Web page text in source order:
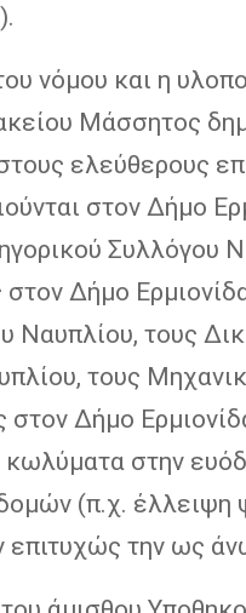
νόμου και η
Μάσσητος
ελεύθερους
στον Δήμο
Συλλόγου
στον Δήμο
Ναυπλίου, τους
τους
στον Δήμο
κωλύματα στην
(π.χ. έλλειψη
επιτυχώς την ως